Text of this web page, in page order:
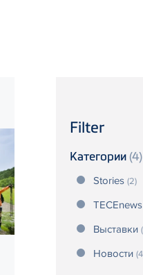
Filter
Категории (4)
Stories (2)
TECEnews
Выставки
Новости